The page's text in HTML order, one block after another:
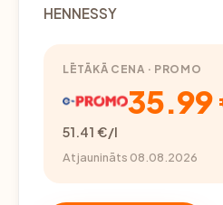
HENNESSY
LĒTĀKĀ CENA · PROMO
35.99
51.41 €/l
Atjaunināts 08.08.2026